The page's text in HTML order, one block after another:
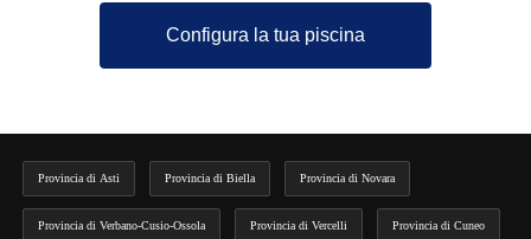
Configura la tua piscina
Provincia di Asti Provincia di Biella Provincia di Novara
Provincia di Verbano-Cusio-Ossola Provincia di Vercelli Provincia di Cuneo